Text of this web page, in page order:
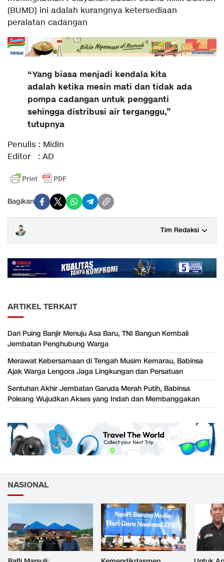
(BUMD) ini adalah kurangnya ketersediaan
peralatan cadangan
“Yang biasa menjadi kendala kita
adalah ketika mesin mati dan tidak ada
pompa cadangan untuk pengganti
sehingga distribusi air terganggu,”
tutupnya
Penulis : Midin
Editor : AD
Bagikan
Tim Redaksi
ARTIKEL TERKAIT
Dari Puing Banjir Menuju Asa Baru, TNI Bangun Kembali
Jembatan Penghubung Warga
Merawat Kebersamaan di Tengah Musim Kemarau, Babinsa
Ajak Warga Lengora Jaga Lingkungan dan Persatuan
Sentuhan Akhir Jembatan Garuda Merah Putih, Babinsa
Poleang Wujudkan Akses yang Indah dan Membanggakan
NASIONAL